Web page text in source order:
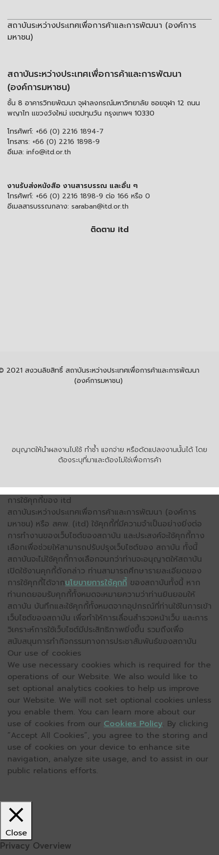
สถาบันระหว่างประเทศเพื่อการค้าและการพัฒนา (องค์การ
มหาชน)
สถาบันระหว่างประเทศเพื่อการค้าและการพัฒนา
(องค์การมหาชน)
ชั้น 8 อาคารวิทยพัฒนา จุฬาลงกรณ์มหาวิทยาลัย ซอยจุฬา 12 ถนน
พญาไท แขวงวังใหม่ เขตปทุมวัน กรุงเทพฯ 10330
โทรศัพท์: +66 (0) 2216 1894-7
โทรสาร: +66 (0) 2216 1898-9
อีเมล: info@itd.or.th
งานรับส่งหนังสือ งานสารบรรณ และอื่น ๆ
โทรศัพท์: +66 (0) 2216 1898-9 ต่อ 166 หรือ 0
อีเมลสารบรรณกลาง: saraban@itd.or.th
ติดตาม itd
อนุญาตให้นำผลงานไปใช้ ทำซ้ำ แจกจ่าย หรือดัดแปลงงานนั้นได้ โดย
ต้องระบุที่มาและต้องไม่ใช่เพื่อการค้า
2021 สงวนลิขสิทธิ์ สถาบันระหว่างประเทศเพื่อการค้าและการพัฒนา
(องค์การมหาชน)
การใช้คุกกี้ของ itd
สถาบันระหว่างประเทศเพื่อการค้าและการพัฒนา (องค์การ
มหาชน) หรือ สคพ. (itd) ใช้คุกกี้ที่มีความจำเป็นอย่างยิ่งต่อ
การทำงานของเว็บไซต์ของสถาบัน และประสงค์จะใช้คุกกี้ทาง
เลือกเพื่อช่วยให้สามารถปรับปรุงเว็บไซต์ของ สถาบัน ทั้งนี้
สถาบันจะไม่ใช้คุกกี้ทางเลือกจนกว่าท่านจะอนุญาตให้สถาบัน
เปิดใช้งานคุกกี้ดังกล่าว ท่านสามารถศึกษารายละเอียดของ
การใช้คุกกี้ได้จากนโยบายการใช้คุกกี้ ของสถาบันทั้งนี้ หาก
ท่านกดยอมรับคุกกี้ทั้งหมดจะหมายความว่าท่านยินยอมให้
สถาบัน บันทึกและใช้คุกกี้ทั้งหมดจากอุปกรณ์ที่ท่านใช้ในการเข้า
เว็บไซต์ของสถาบัน เพื่อทำให้การเลื่อนสำรวจหน้าเว็บ และการ
วิเคราะห์การใช้เว็บไซต์มีประสิทธิภาพยิ่งขึ้น รวมถึงเพื่อ
สนับสนุนการทำกิจกรรมทางการประชาสัมพันธ์ของสถาบัน
Our use of cookies
We use necessary cookies which is required for the
operations of our Website. We also would like to
set optional analytics cookies to help us improve
our Website. We will not set optional cookies unless
you enable them. You can learn more about our
use of cookies from our Cookies Policy. By clicking
“Accept All Cookies”, you agree to the storing and
use of cookies on your device to enhance site
navigation, analyze site usage, and to assist in our
public relations efforts.
Close
Privacy Overview